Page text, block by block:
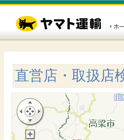
直営店・取扱店